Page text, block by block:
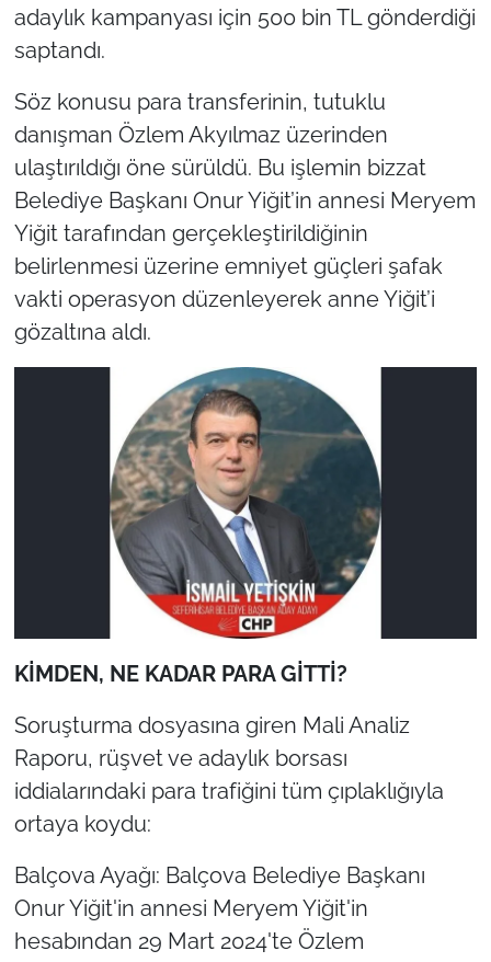
adaylık kampanyası için 500 bin TL gönderdiği
saptandı.
Söz konusu para transferinin, tutuklu
danışman Özlem Akyılmaz üzerinden
ulaştırıldığı öne sürüldü. Bu işlemin bizzat
Belediye Başkanı Onur Yiğit’in annesi Meryem
Yiğit tarafından gerçekleştirildiğinin
belirlenmesi üzerine emniyet güçleri şafak
vakti operasyon düzenleyerek anne Yiğit’i
gözaltına aldı.
KİMDEN, NE KADAR PARA GİTTİ?
Soruşturma dosyasına giren Mali Analiz
Raporu, rüşvet ve adaylık borsası
iddialarındaki para trafiğini tüm çıplaklığıyla
ortaya koydu:
Balçova Ayağı: Balçova Belediye Başkanı
Onur Yiğit'in annesi Meryem Yiğit'in
hesabından 29 Mart 2024'te Özlem